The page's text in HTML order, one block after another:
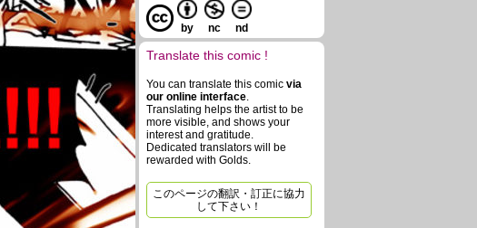
by nc nd
Translate this comic !
You can translate this comic via
our online interface.
Translating helps the artist to be
more visible, and shows your
interest and gratitude.
Dedicated translators will be
rewarded with Golds.
このページの翻訳・訂正に協力
して下さい！